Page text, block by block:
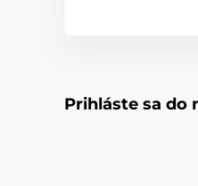
Prihláste sa do